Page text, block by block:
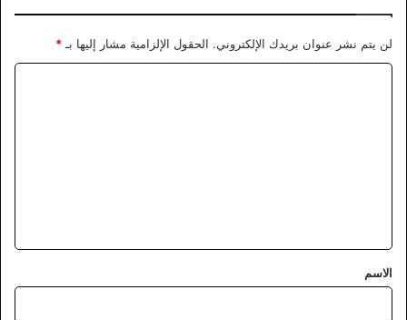
لن يتم نشر عنوان بريدك الإلكتروني. الحقول الإلزامية مشار إليها بـ*
*
الاسم